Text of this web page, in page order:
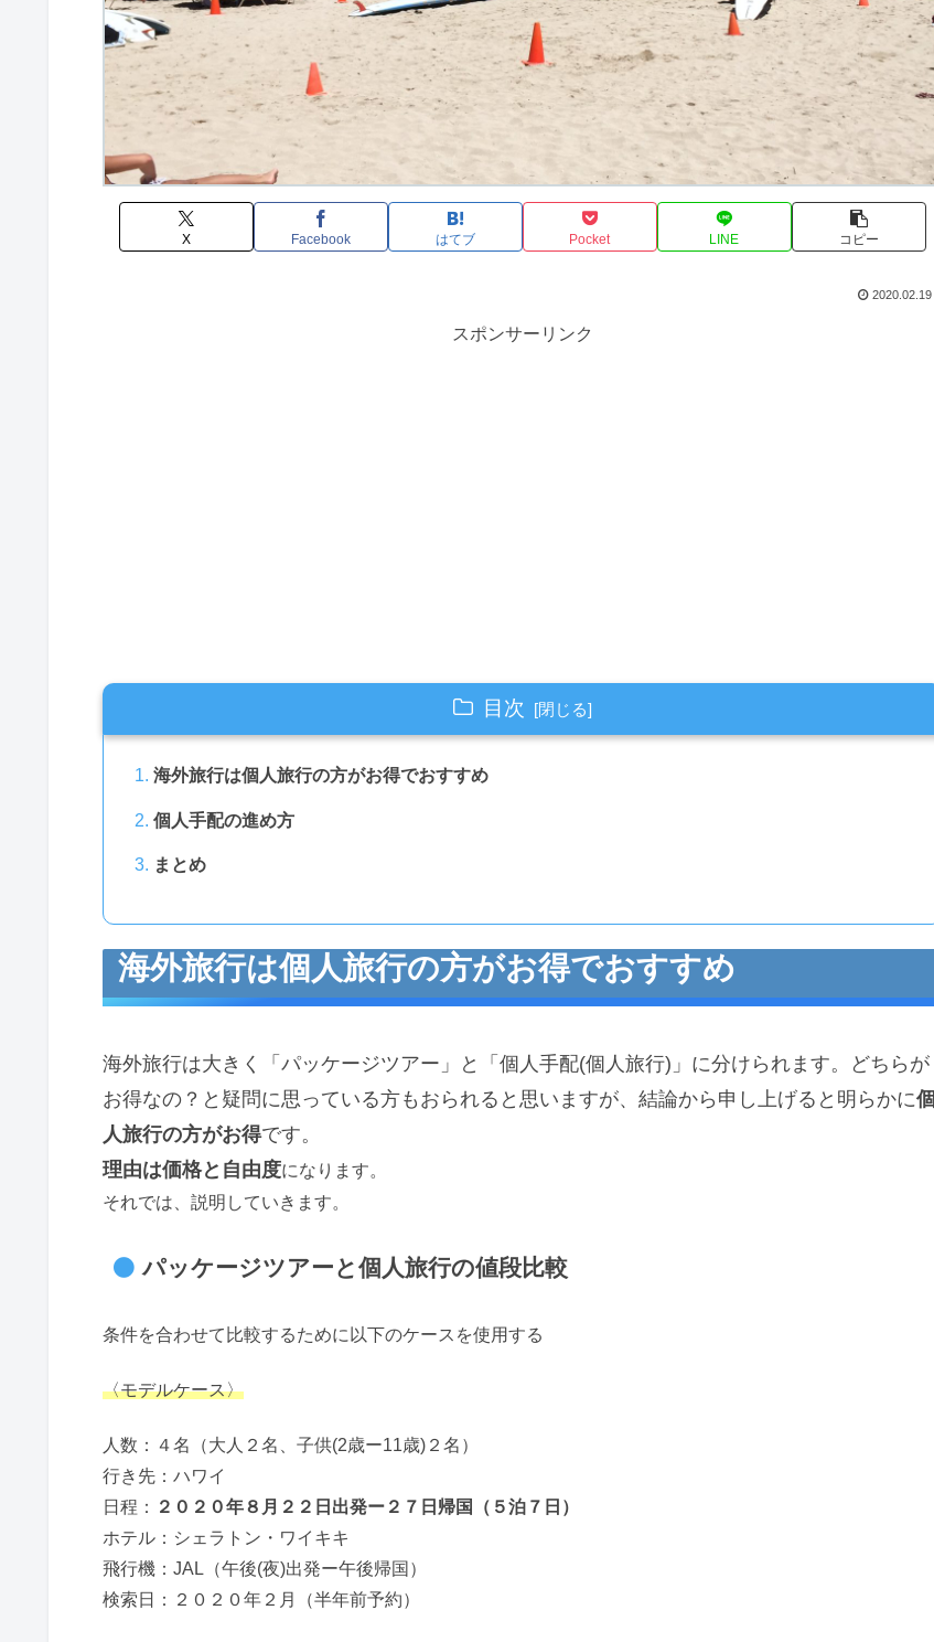
X Facebook はてブ Pocket LINE コピー
2020.02.19
スポンサーリンク
目次
海外旅行は個人旅行の方がお得でおすすめ
個人手配の進め方
まとめ
海外旅行は個人旅行の方がお得でおすすめ
海外旅行は大きく「パッケージツアー」と「個人手配(個人旅行)」に分けられます。どちらが
お得なの？と疑問に思っている方もおられると思いますが、結論から申し上げると明らかに個
人旅行の方がお得です。
理由は価格と自由度になります。
それでは、説明していきます。
パッケージツアーと個人旅行の値段比較
条件を合わせて比較するために以下のケースを使用する
〈モデルケース〉
人数：４名（大人２名、子供(2歳ー11歳)２名）
行き先：ハワイ
日程：
２０２０年８月２２日出発ー２７日帰国（５泊７日）
ホテル：シェラトン・ワイキキ
飛行機：JAL（午後(夜)出発ー午後帰国）
検索日：２０２０年２月（半年前予約）